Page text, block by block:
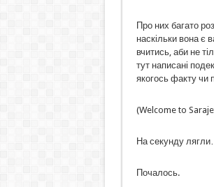
Про них багато
наскільки вона є
вчитись, аби не
тут написані
якогось факту чи
(Welcome to
На секунду
Почалось.